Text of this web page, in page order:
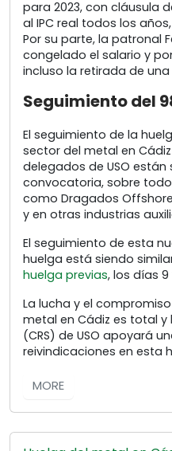
para 2023, con cláusula
al IPC real todos los
Por su parte, la patronal
congelado el salario y
incluso la retirada de
Seguimiento del
El seguimiento de la
sector del metal en
delegados de USO
convocatoria, sobre
como Dragados
y en otras industrias
El seguimiento de esta
huelga está siendo
huelga previas, los días 9
La lucha y el
metal en Cádiz es total y
(CRS) de USO apoyará
reivindicaciones en esta
MORE